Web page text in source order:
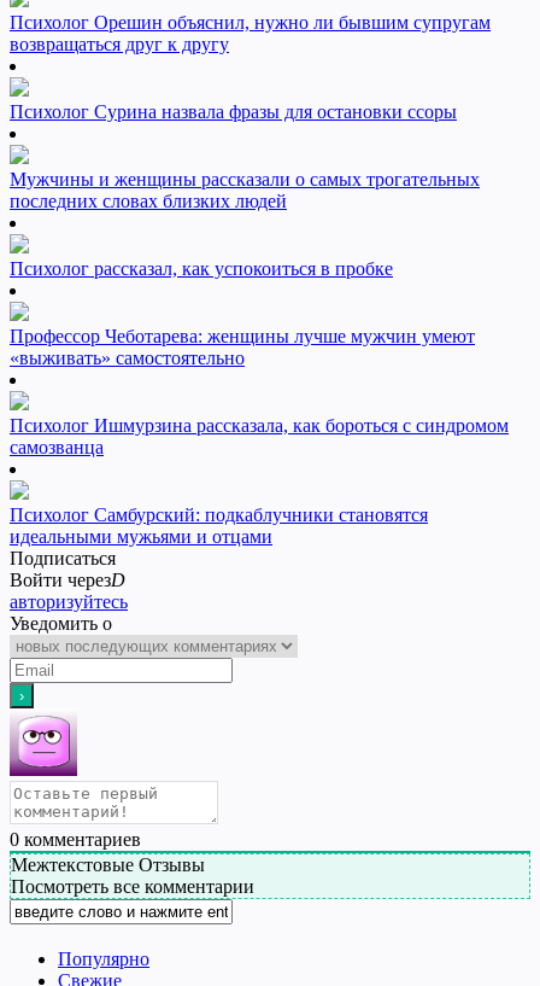
Психолог Орешин объяснил, нужно ли бывшим супругам
возвращаться друг к другу
Психолог Сурина назвала фразы для остановки ссоры
Мужчины и женщины рассказали о самых трогательных
последних словах близких людей
Психолог рассказал, как успокоиться в пробке
Профессор Чеботарева: женщины лучше мужчин умеют
«выживать» самостоятельно
Психолог Ишмурзина рассказала, как бороться с синдромом
самозванца
Психолог Самбурский: подкаблучники становятся
идеальными мужьями и отцами
Подписаться
Войти черезD
авторизуйтесь
Уведомить о
0 комментариев
Межтекстовые Отзывы
Посмотреть все комментарии
Популярно
Свежие